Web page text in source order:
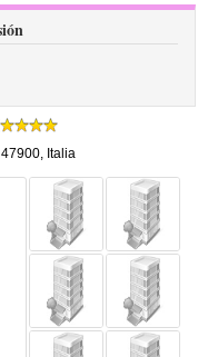
47900, Italia